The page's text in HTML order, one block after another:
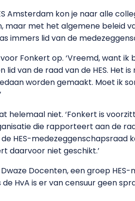
Amsterdam kon je naar alle
met het algemene beleid
immers lid van de
Fonkert op. ‘Vreemd, want
lid van de raad van de HES. Het
worden gemaakt. Moet ik
helemaal niet. ‘Fonkert is
die rapporteert aan de
HES-medezeggenschapsraad
daarvoor niet geschikt.’
Docenten, een groep
HvA is er van censuur geen